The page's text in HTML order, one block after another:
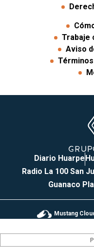
Trabaje
Aviso
Diario Huarpe
Radio La 100 San
Guanaco
Mustang